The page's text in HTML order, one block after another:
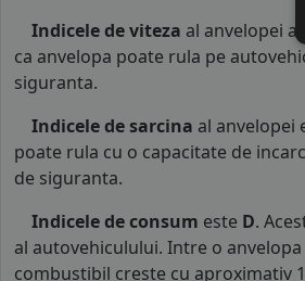
Indicele de viteza al anvelopei all
ca anvelopa poate rula pe
siguranta.
Indicele de sarcina al anvelopei
poate rula cu o capacitate de
de siguranta.
Indicele de consum este D.
al autovehiculului. Intre o
combustibil creste cu aproximativ